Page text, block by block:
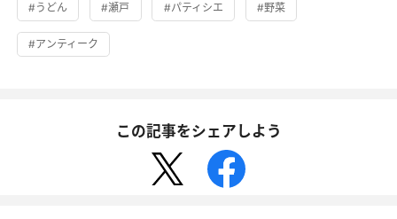
#うどん #瀬戸 #パティシエ #野菜
#アンティーク
この記事をシェアしよう